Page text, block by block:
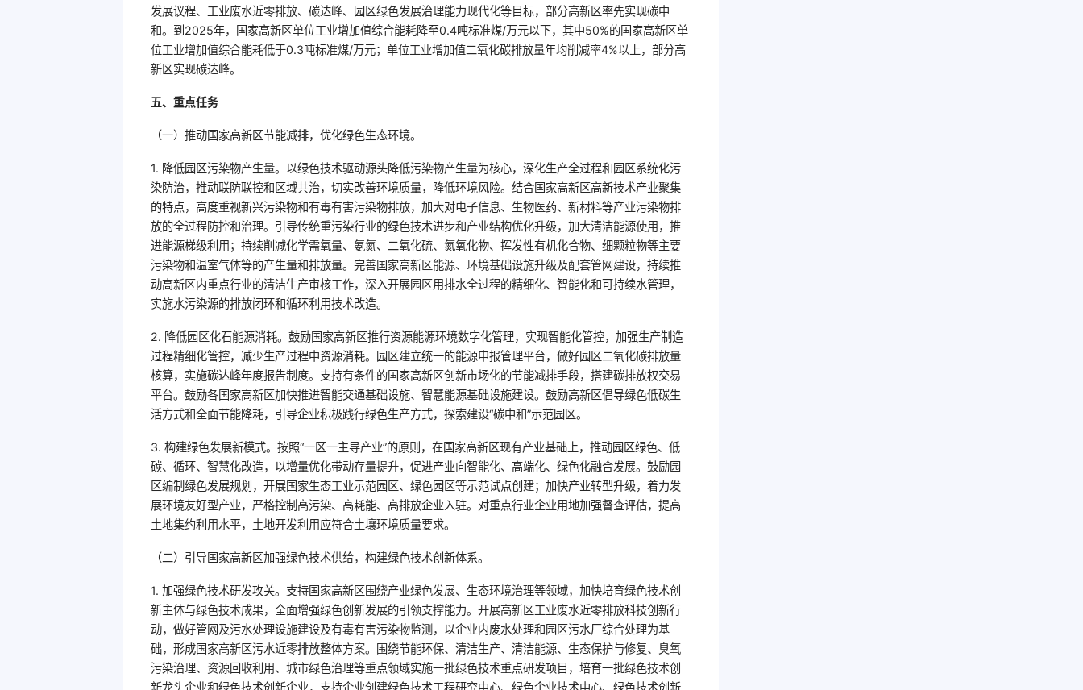
发展议程、工业废水近零排放、碳达峰、园区绿色发展治理能力现代化等目标，部分高新区率先实现碳中
和。到2025年，国家高新区单位工业增加值综合能耗降至0.4吨标准煤/万元以下，其中50%的国家高新区单
位工业增加值综合能耗低于0.3吨标准煤/万元；单位工业增加值二氧化碳排放量年均削减率4%以上，部分高
新区实现碳达峰。
五、重点任务
（一）推动国家高新区节能减排，优化绿色生态环境。
1. 降低园区污染物产生量。以绿色技术驱动源头降低污染物产生量为核心，深化生产全过程和园区系统化污
染防治，推动联防联控和区域共治，切实改善环境质量，降低环境风险。结合国家高新区高新技术产业聚集
的特点，高度重视新兴污染物和有毒有害污染物排放，加大对电子信息、生物医药、新材料等产业污染物排
放的全过程防控和治理。引导传统重污染行业的绿色技术进步和产业结构优化升级，加大清洁能源使用，推
进能源梯级利用；持续削减化学需氧量、氨氮、二氧化硫、氮氧化物、挥发性有机化合物、细颗粒物等主要
污染物和温室气体等的产生量和排放量。完善国家高新区能源、环境基础设施升级及配套管网建设，持续推
动高新区内重点行业的清洁生产审核工作，深入开展园区用排水全过程的精细化、智能化和可持续水管理，
实施水污染源的排放闭环和循环利用技术改造。
2. 降低园区化石能源消耗。鼓励国家高新区推行资源能源环境数字化管理，实现智能化管控，加强生产制造
过程精细化管控，减少生产过程中资源消耗。园区建立统一的能源申报管理平台，做好园区二氧化碳排放量
核算，实施碳达峰年度报告制度。支持有条件的国家高新区创新市场化的节能减排手段，搭建碳排放权交易
平台。鼓励各国家高新区加快推进智能交通基础设施、智慧能源基础设施建设。鼓励高新区倡导绿色低碳生
活方式和全面节能降耗，引导企业积极践行绿色生产方式，探索建设“碳中和”示范园区。
3. 构建绿色发展新模式。按照“一区一主导产业”的原则，在国家高新区现有产业基础上，推动园区绿色、低
碳、循环、智慧化改造，以增量优化带动存量提升，促进产业向智能化、高端化、绿色化融合发展。鼓励园
区编制绿色发展规划，开展国家生态工业示范园区、绿色园区等示范试点创建；加快产业转型升级，着力发
展环境友好型产业，严格控制高污染、高耗能、高排放企业入驻。对重点行业企业用地加强督查评估，提高
土地集约利用水平，土地开发利用应符合土壤环境质量要求。
（二）引导国家高新区加强绿色技术供给，构建绿色技术创新体系。
1. 加强绿色技术研发攻关。支持国家高新区围绕产业绿色发展、生态环境治理等领域，加快培育绿色技术创
新主体与绿色技术成果，全面增强绿色创新发展的引领支撑能力。开展高新区工业废水近零排放科技创新行
动，做好管网及污水处理设施建设及有毒有害污染物监测，以企业内废水处理和园区污水厂综合处理为基
础，形成国家高新区污水近零排放整体方案。围绕节能环保、清洁生产、清洁能源、生态保护与修复、臭氧
污染治理、资源回收利用、城市绿色治理等重点领域实施一批绿色技术重点研发项目，培育一批绿色技术创
新龙头企业和绿色技术创新企业，支持企业创建绿色技术工程研究中心、绿色企业技术中心、绿色技术创新